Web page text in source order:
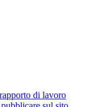
di lavoro